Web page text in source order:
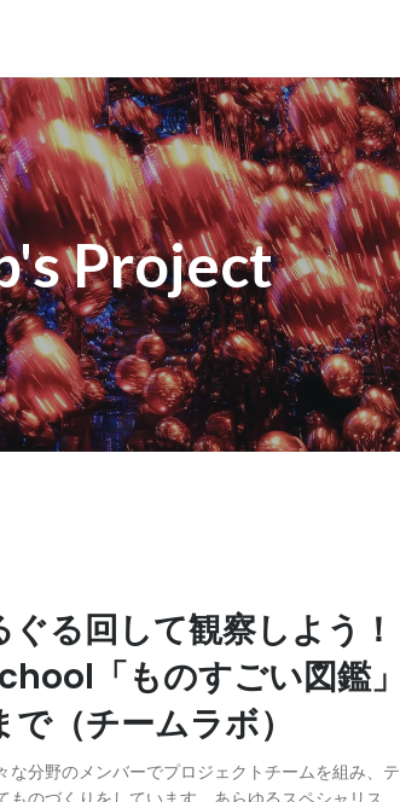
Project
ぐる回して観察しよう！
「ものすごい図鑑」
（チームラボ）
な分野のメンバーでプロジェクトチームを組み、テ
ものづくりをしています。あらゆるスペシャリスト